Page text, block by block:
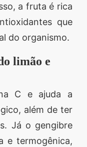
a fruta é rica
que
do organismo.
limão e
C e ajuda a
além de ter
Já o gengibre
e termogênica,